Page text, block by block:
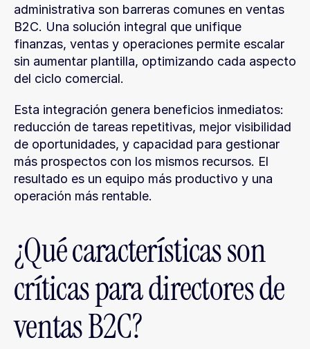
administrativa son barreras comunes en ventas
B2C. Una solución integral que unifique
finanzas, ventas y operaciones permite escalar
sin aumentar plantilla, optimizando cada aspecto
del ciclo comercial.
Esta integración genera beneficios inmediatos:
reducción de tareas repetitivas, mejor visibilidad
de oportunidades, y capacidad para gestionar
más prospectos con los mismos recursos. El
resultado es un equipo más productivo y una
operación más rentable.
¿Qué características son
críticas para directores de
ventas B2C?